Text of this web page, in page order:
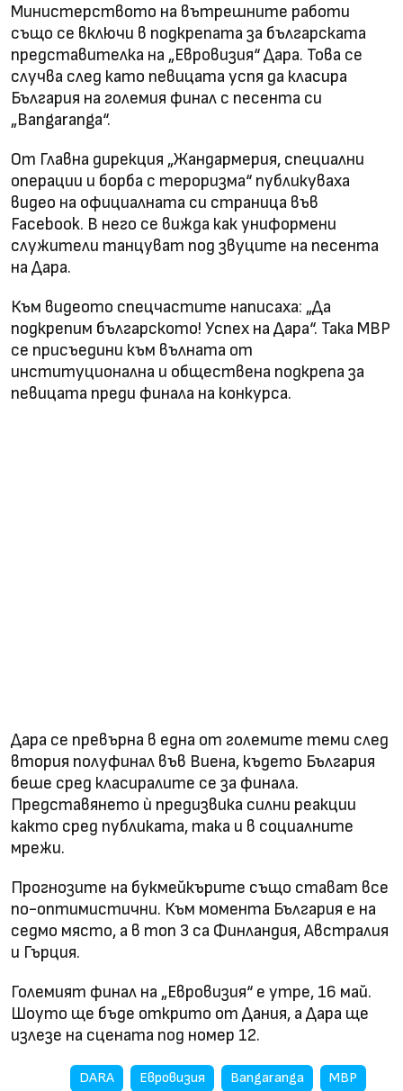
Министерството на вътрешните работи
също се включи в подкрепата за българската
представителка на „Евровизия“ Дара. Това се
случва след като певицата успя да класира
България на големия финал с песента си
„Bangaranga“.
От Главна дирекция „Жандармерия, специални
операции и борба с тероризма“ публикуваха
видео на официалната си страница във
Facebook. В него се вижда как униформени
служители танцуват под звуците на песента
на Дара.
Към видеото спецчастите написаха: „Да
подкрепим българското! Успех на Дара“. Така МВР
се присъедини към вълната от
институционална и обществена подкрепа за
певицата преди финала на конкурса.
Дара се превърна в една от големите теми след
втория полуфинал във Виена, където България
беше сред класиралите се за финала.
Представянето ѝ предизвика силни реакции
както сред публиката, така и в социалните
мрежи.
Прогнозите на букмейкърите също стават все
по-оптимистични. Към момента България е на
седмо място, а в топ 3 са Финландия, Австралия
и Гърция.
Големият финал на „Евровизия“ е утре, 16 май.
Шоуто ще бъде открито от Дания, а Дара ще
излезе на сцената под номер 12.
DARA Евровизия Bangaranga МВР